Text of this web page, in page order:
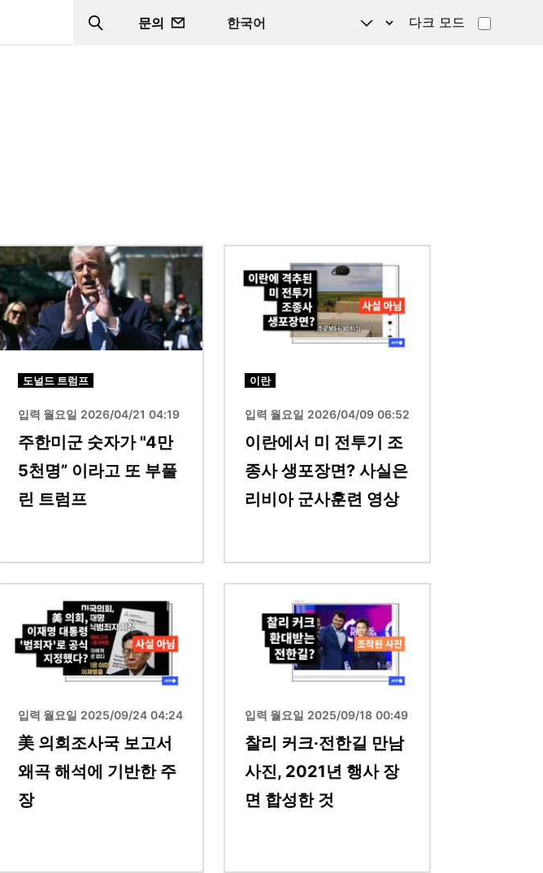
Search
문의 다크 모드
이미지
도널드 트럼프
입력 월요일 2026/04/21 04:19
주한미군 숫자가 "4만
5천명” 이라고 또 부풀
린 트럼프
이란
입력 월요일 2026/04/09 06:52
이란에서 미 전투기 조
종사 생포장면? 사실은
리비아 군사훈련 영상
입력 월요일 2025/09/24 04:24
美 의회조사국 보고서
왜곡 해석에 기반한 주
장
입력 월요일 2025/09/18 00:49
찰리 커크·전한길 만남
사진, 2021년 행사 장
면 합성한 것